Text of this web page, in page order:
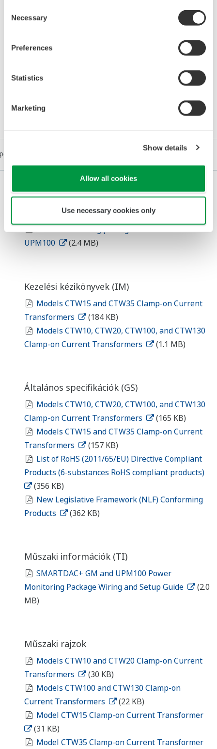
Selection
Necessary
Preferences
Statistics
Marketing
Show details
Allow all cookies
Use necessary cookies only
Yes (CTW10, CTW15, CTW20, CTW35).
(GS)
Brosúrák
Power monitoring package SMARTDAC+ GM /
UPM100
(2.4 MB)
Kezelési kézikönyvek (IM)
Models CTW15 and CTW35 Clamp-on Current
Transformers
(184 KB)
Models CTW10, CTW20, CTW100, and CTW130
Clamp-on Current Transformers
(1.1 MB)
Általános specifikációk (GS)
Models CTW10, CTW20, CTW100, and CTW130
Clamp-on Current Transformers
(165 KB)
Models CTW15 and CTW35 Clamp-on Current
Transformers
(157 KB)
List of RoHS (2011/65/EU) Directive Compliant
Products (6-substances RoHS compliant products)
(356 KB)
New Legislative Framework (NLF) Conforming
Products
(362 KB)
Műszaki információk (TI)
SMARTDAC+ GM and UPM100 Power
Monitoring Package Wiring and Setup Guide
(2.0
MB)
Műszaki rajzok
Models CTW10 and CTW20 Clamp-on Current
Transformers
(30 KB)
Models CTW100 and CTW130 Clamp-on
Current Transformers
(22 KB)
Model CTW15 Clamp-on Current Transformer
(31 KB)
Model CTW35 Clamp-on Current Transformer